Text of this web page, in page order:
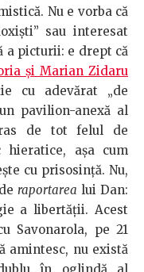
Nu e vorba că
sau interesat
a picturii: e drept că
și Marian Zidaru
cu adevărat „de
pavilion-anexă al
de tot felul de
hieratice, aşa cum
cu prisosinţă. Nu,
raportarea lui Dan:
a libertăţii. Acest
Savonarola, pe 21
amintesc, nu există